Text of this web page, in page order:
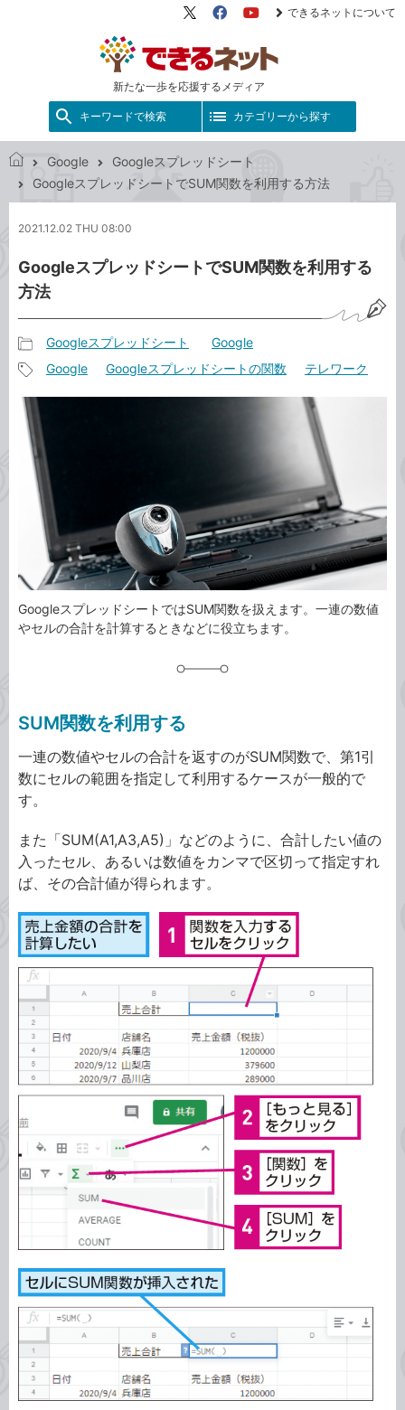
新たな一歩を応援するメディア
X（旧
FacebookYouTube
できるネットについて
キーワードで検索 カテゴリーから探す
で
ネ
ト
Google
Googleスプレッドシート
GoogleスプレッドシートでSUM関数を利用する方法
2021.12.02 THU 08:00
GoogleスプレッドシートでSUM関数を利用する
方法
事
カ
テ
ゴ
リ
Googleスプレッドシート Google
事
タ
グ
Google Googleスプレッドシートの関数 テレワーク
GoogleスプレッドシートではSUM関数を扱えます。一連の数値
やセルの合計を計算するときなどに役立ちます。
SUM関数を利用する
一連の数値やセルの合計を返すのがSUM関数で、第1引
数にセルの範囲を指定して利用するケースが一般的で
す。
また「SUM(A1,A3,A5)」などのように、合計したい値の
入ったセル、あるいは数値をカンマで区切って指定すれ
ば、その合計値が得られます。